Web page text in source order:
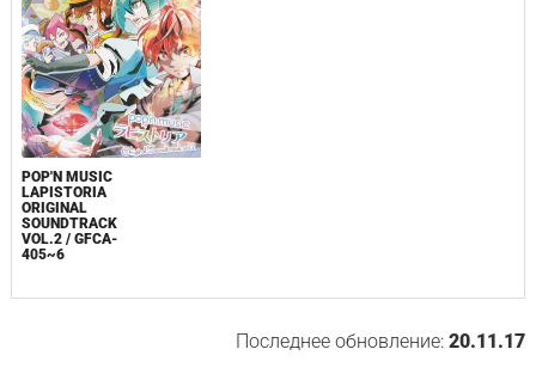
POP'N MUSIC
LAPISTORIA
ORIGINAL
SOUNDTRACK
VOL.2 / GFCA-
405~6
Последнее обновление:20.11.17